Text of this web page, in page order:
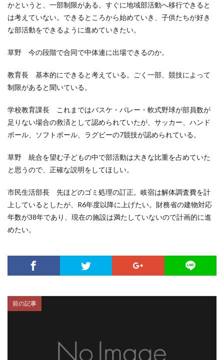
かというと、一部制限がある。すぐに地域部活動へ移行できると
は考えていない。できるところから始めていき、子供たちが好き
な部活動をできるように進めていきたい。
草野 今の段階で合同で中体連に出場できるのか。
教育長 基本的にできると考えている。ごく一部、競技によって
制限があると聞いている。
学校教育課長 これまではバスケ・バレー・軟式野球が部員数が
足りない場合の救済として認められていたが、サッカー、ハンド
ボール、ソフトボール、ラグビーの7競技が認められている。
草野 統合を望む子どもの中で部活動は大きな比重を占めていた
と思うので、正確な説明をしてほしい。
市民生活部長 先ほどのゴミ処理の訂正。岐宿は解体調査費を計
上しているとしたが、R6年度以降に上げたい。財務省の建物対応
年数が38年であり、現在の施設は満たしていないので計画的に進
めたい。
前の記事